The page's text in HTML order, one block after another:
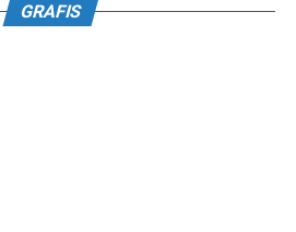
GRAFIS